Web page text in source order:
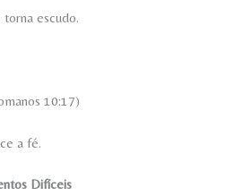
torna escudo.
10:17)
a fé.
Difíceis